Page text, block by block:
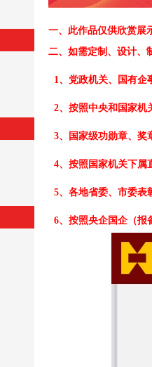
一、 此作品仅供欣赏展
二、 如需定制、设计、
1、党政机关、国有企
2、按照中央和国家机
3、国家级功勋章、奖
4、按照国家机关下属
5、各地省委、市委表
6、按照央企国企（报